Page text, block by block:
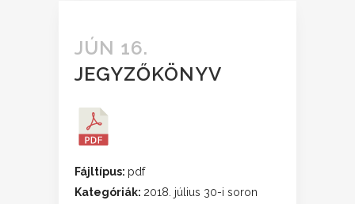
JÚN 16.
JEGYZŐKÖNYV
Fájltípus: pdf
Kategóriák: 2018. július 30-i soron